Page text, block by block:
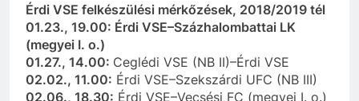
Érdi VSE felkészülési mérkőzések, 2018/2019 tél
01.23., 19.00: Érdi VSE–Százhalombattai LK
(megyei I. o.)
01.27., 14.00: Ceglédi VSE (NB II)–Érdi VSE
02.02., 11.00: Érdi VSE–Szekszárdi UFC (NB III)
02.06., 18.30: Érdi VSE–Vecsési FC (megyei I. o.)